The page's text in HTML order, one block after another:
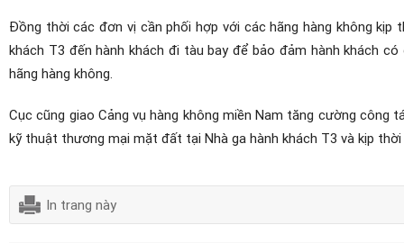
Đồng thời các đơn vị cần phối hợp với các hãng hàng không
khách T3 đến hành khách đi tàu bay để bảo đảm hành khách
hãng hàng không.
Cục cũng giao Cảng vụ hàng không miền Nam tăng cường công
kỹ thuật thương mại mặt đất tại Nhà ga hành khách T3 và kịp
In trang này